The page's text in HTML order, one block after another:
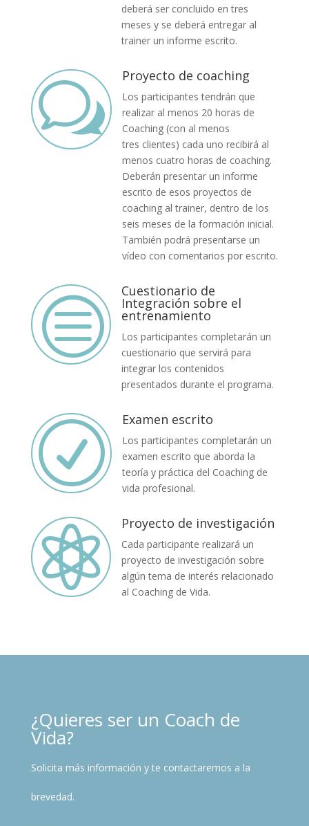
deberá ser concluido en tres
meses y se deberá entregar al
trainer un informe escrito.
w
Proyecto de coaching
Los participantes tendrán que
realizar al menos 20 horas de
Coaching (con al menos
tres clientes) cada uno recibirá al
menos cuatro horas de coaching.
Deberán presentar un informe
escrito de esos proyectos de
coaching al trainer, dentro de los
seis meses de la formación inicial.
También podrá presentarse un
vídeo con comentarios por escrito.
c
Cuestionario de
Integración sobre el
entrenamiento
Los participantes completarán un
cuestionario que servirá para
integrar los contenidos
presentados durante el programa.
R
Examen escrito
Los participantes completarán un
examen escrito que aborda la
teoría y práctica del Coaching de
vida profesional.

Proyecto de investigación
Cada participante realizará un
proyecto de investigación sobre
algún tema de interés relacionado
al Coaching de Vida.
¿Quieres ser un Coach de
Vida?
Solicita más información y te contactaremos a la
brevedad.